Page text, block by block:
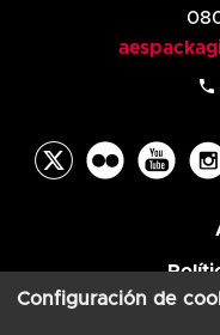
phone
Configuración de